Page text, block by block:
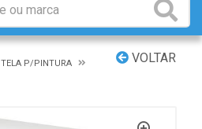
VOLTAR
TELA P/PINTURA